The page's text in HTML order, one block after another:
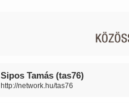
Sipos Tamás (tas76)
http://network.hu/tas76